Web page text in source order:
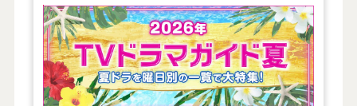
【2026年夏】TVドラマガイド